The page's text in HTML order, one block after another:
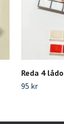
Reda 4
95 kr